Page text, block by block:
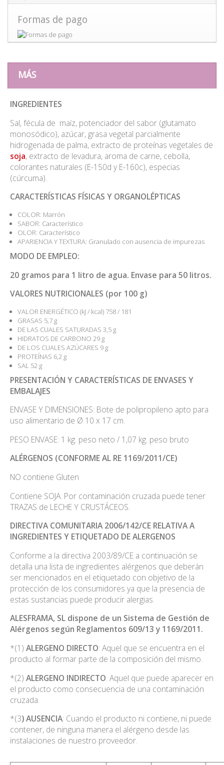
Formas de pago
MÁS
INGREDIENTES
Sal, fécula de maíz, potenciador del sabor (glutamato
monosódico), azúcar, grasa vegetal parcialmente
hidrogenada de palma, extracto de proteínas vegetales de
soja, extracto de levadura, aroma de carne, cebolla,
colorantes naturales (E-150d y E-160c), especias
(cúrcuma).
CARACTERÍSTICAS FÍSICAS Y ORGANOLÉPTICAS
COLOR: Marrón
SABOR: Característico
OLOR: Característico
APARIENCIA Y TEXTURA: Granulado con ausencia de impurezas
MODO DE EMPLEO:
20 gramos para 1 litro de agua. Envase para 50 litros.
VALORES NUTRICIONALES (por 100 g)
VALOR ENERGÉTICO (kJ / kcal) 758 / 181
GRASAS 5,7 g
DE LAS CUALES SATURADAS 3,5 g
HIDRATOS DE CARBONO 29 g
DE LOS CUALES AZÚCARES 9 g
PROTEÍNAS 6,2 g
SAL 52 g
PRESENTACIÓN Y CARACTERÍSTICAS DE ENVASES Y
EMBALAJES
ENVASE Y DIMENSIONES: Bote de polipropileno apto para
uso alimentario de Ø 10 x 17 cm.
PESO ENVASE: 1 kg. peso neto / 1,07 kg. peso bruto
ALÉRGENOS (CONFORME AL RE 1169/2011/CE)
NO contiene Gluten
Contiene SOJA. Por contaminación cruzada puede tener
TRAZAS de LECHE Y CRUSTÁCEOS.
DIRECTIVA COMUNITARIA 2006/142/CE RELATIVA A
INGREDIENTES Y ETIQUETADO DE ALERGENOS
Conforme a la directiva 2003/89/CE a continuación se
detalla una lista de ingredientes alérgenos que deberán
ser mencionados en el etiquetado con objetivo de la
protección de los consumidores ya que la presencia de
estas sustancias puede producir alergias.
ALESFRAMA, SL dispone de un Sistema de Gestión de
Alérgenos según Reglamentos 609/13 y 1169/2011.
*(1) ALERGENO DIRECTO: Aquel que se encuentra en el
producto al formar parte de la composición del mismo.
*(2) ALERGENO INDIRECTO: Aquel que puede aparecer en
el producto como consecuencia de una contaminación
cruzada.
*(3)AUSENCIA: Cuando el producto ni contiene, ni puede
contener, de ninguna manera el alérgeno desde las
instalaciones de nuestro proveedor.